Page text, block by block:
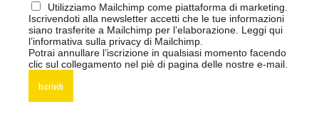
Utilizziamo Mailchimp come piattaforma di marketing.
Iscrivendoti alla newsletter accetti che le tue informazioni
siano trasferite a Mailchimp per l’elaborazione. Leggi qui
l’informativa sulla privacy di Mailchimp
Potrai annullare l’iscrizione in qualsiasi momento facendo
clic sul collegamento nel piè di pagina delle nostre e-mail.